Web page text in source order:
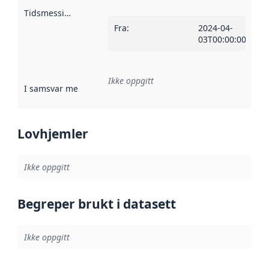
Tidsmessig avgrensning
Fra:
2024-04-
03T00:00:00Z
I samsvar med Referanse til en implementasjonsregel
Ikke oppgitt
Lovhjemler
Ikke oppgitt
Begreper brukt i datasett
Ikke oppgitt